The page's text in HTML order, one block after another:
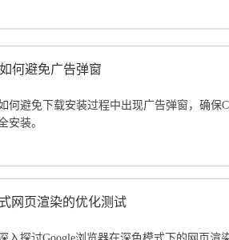
何避免广告弹窗
何避免下载安装过程中出现广告弹窗，确保
安装。
网页渲染的优化测试